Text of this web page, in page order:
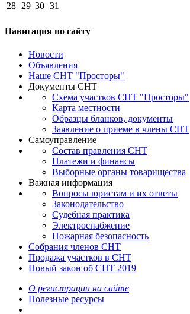
28 29 30 31
Навигация по сайту
Новости
Объявления
Наше СНТ "Просторы"
Документы СНТ
Схема участков СНТ "Просторы"
Карта местности
Образцы бланков, документы
Заявление о приеме в члены СНТ
Самоуправление
Состав правления СНТ
Платежи и финансы
Выборные органы товарищества
Важная информация
Вопросы юристам и их ответы
Законодательство
Судебная практика
Электроснабжение
Пожарная безопасность
Собрания членов СНТ
Продажа участков в СНТ
Новый закон об СНТ 2019
О регистрации на сайте
Полезные ресурсы